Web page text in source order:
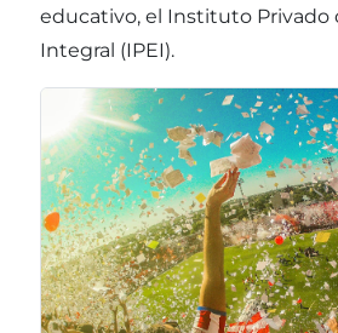
educativo, el Instituto Privado
Integral (IPEI).